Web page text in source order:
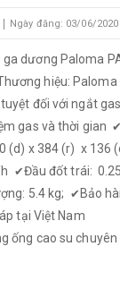
Ngày đăng: 03/06/2020
dương Paloma
hiệu: Paloma
đối với ngắt
gas và thời gian ✔
(d) x 384 (r) x 136
✔Đầu đốt trái:
5.4 kg; ✔ Bảo
tại Việt Nam
ống cao su